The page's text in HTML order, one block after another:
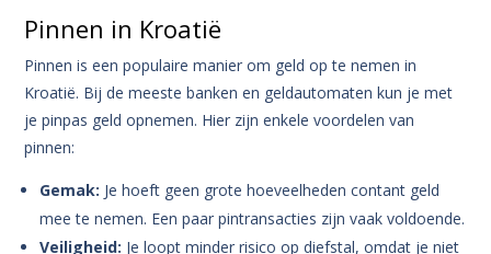
Pinnen in Kroatië
Pinnen is een populaire manier om geld op te nemen in
Kroatië. Bij de meeste banken en geldautomaten kun je met
je pinpas geld opnemen. Hier zijn enkele voordelen van
pinnen:
Gemak: Je hoeft geen grote hoeveelheden contant geld
mee te nemen. Een paar pintransacties zijn vaak voldoende.
Veiligheid: Je loopt minder risico op diefstal, omdat je niet